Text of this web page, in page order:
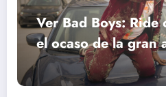
Ver Bad Boys:
el ocaso de la gran